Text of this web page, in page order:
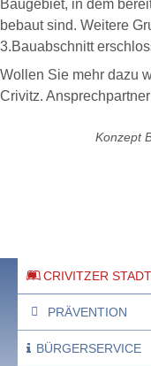
Baugebiet, in dem
bebaut sind. Weitere
3.Bauabschnitt
Wollen Sie mehr dazu
Crivitz.
Konzept
CRIVITZER
PRÄVENTION
BÜRGERSERVICE